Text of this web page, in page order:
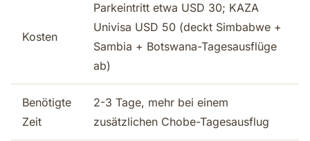
Kosten
Parkeintritt etwa USD 30; KAZA
Univisa USD 50 (deckt Simbabwe +
Sambia + Botswana-Tagesausflüge
ab)
Benötigte
Zeit
2-3 Tage, mehr bei einem
zusätzlichen Chobe-Tagesausflug